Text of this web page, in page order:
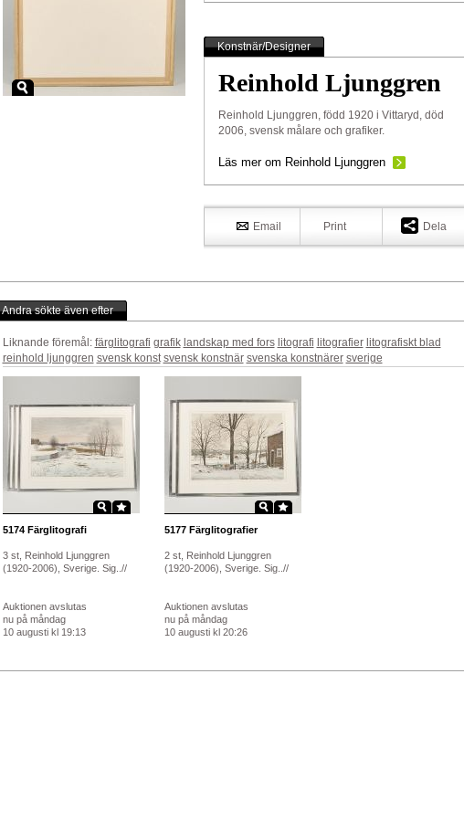
Konstnär/Designer
Reinhold Ljunggren
Reinhold Ljunggren, född 1920 i Vittaryd, död
2006, svensk målare och grafiker.
Läs mer om Reinhold Ljunggren
Email Print Dela
Andra sökte även efter
Liknande föremål: färglitografi grafik landskap med fors litografi litografier litografiskt blad
reinhold ljunggren svensk konst svensk konstnär svenska konstnärer sverige
5174Färglitografi
3 st, Reinhold Ljunggren
(1920-2006), Sverige. Sig..//
Auktionen avslutas
nu på måndag
10 augusti kl 19:13
5177Färglitografier
2 st, Reinhold Ljunggren
(1920-2006), Sverige. Sig..//
Auktionen avslutas
nu på måndag
10 augusti kl 20:26